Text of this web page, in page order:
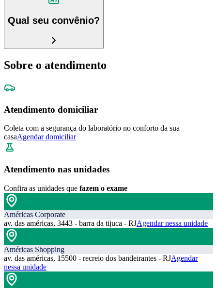
Qual seu convênio?
Sobre o atendimento
Atendimento domiciliar
Coleta com a segurança do laboratório no conforto da sua
casaAgendar domiciliar
Atendimento nas unidades
Confira as unidades que fazem o exame
Américas Corporate
av. das américas, 3443 - barra da tijuca - RJAgendar nessa unidade
Américas Shopping
av. das américas, 15500 - recreio dos bandeirantes - RJAgendar
nessa unidade